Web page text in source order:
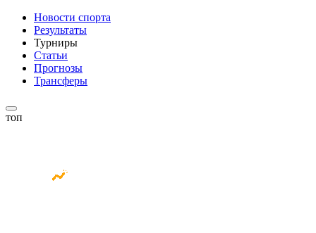
Новости спорта
Результаты
Турниры
Статьи
Прогнозы
Трансферы
топ